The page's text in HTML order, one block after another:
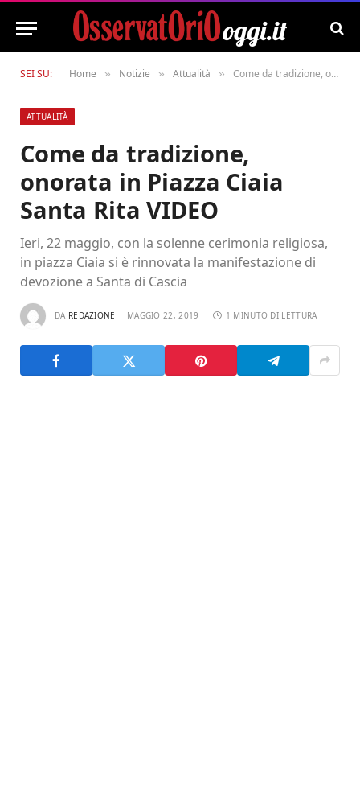
SEI SU: Home » Notizie » Attualità » Come da tradizione, onorata in Piazza Ciaia Santa Rita VIDEO
ATTUALITÀ
Come da tradizione,
onorata in Piazza Ciaia
Santa Rita VIDEO
Ieri, 22 maggio, con la solenne cerimonia religiosa,
in piazza Ciaia si è rinnovata la manifestazione di
devozione a Santa di Cascia
DA REDAZIONE MAGGIO 22, 2019 1 MINUTO DI LETTURA